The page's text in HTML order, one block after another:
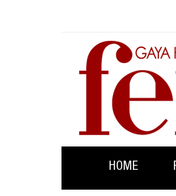
HOME